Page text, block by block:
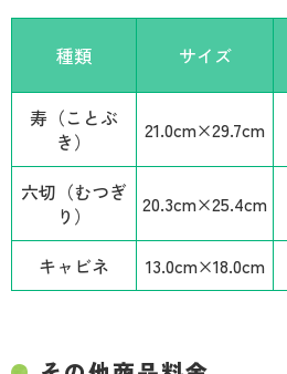
種類 サイズ
寿（ことぶ
き）
21.0cm×29.7cm
六切（むつぎ
り）
20.3cm×25.4cm
キャビネ 13.0cm×18.0cm